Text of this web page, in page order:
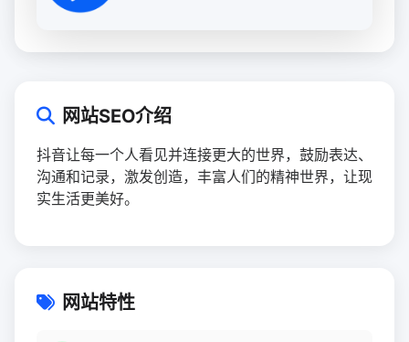
网站SEO介绍
抖音让每一个人看见并连接更大的世界，鼓励表达、
沟通和记录，激发创造，丰富人们的精神世界，让现
实生活更美好。
网站特性